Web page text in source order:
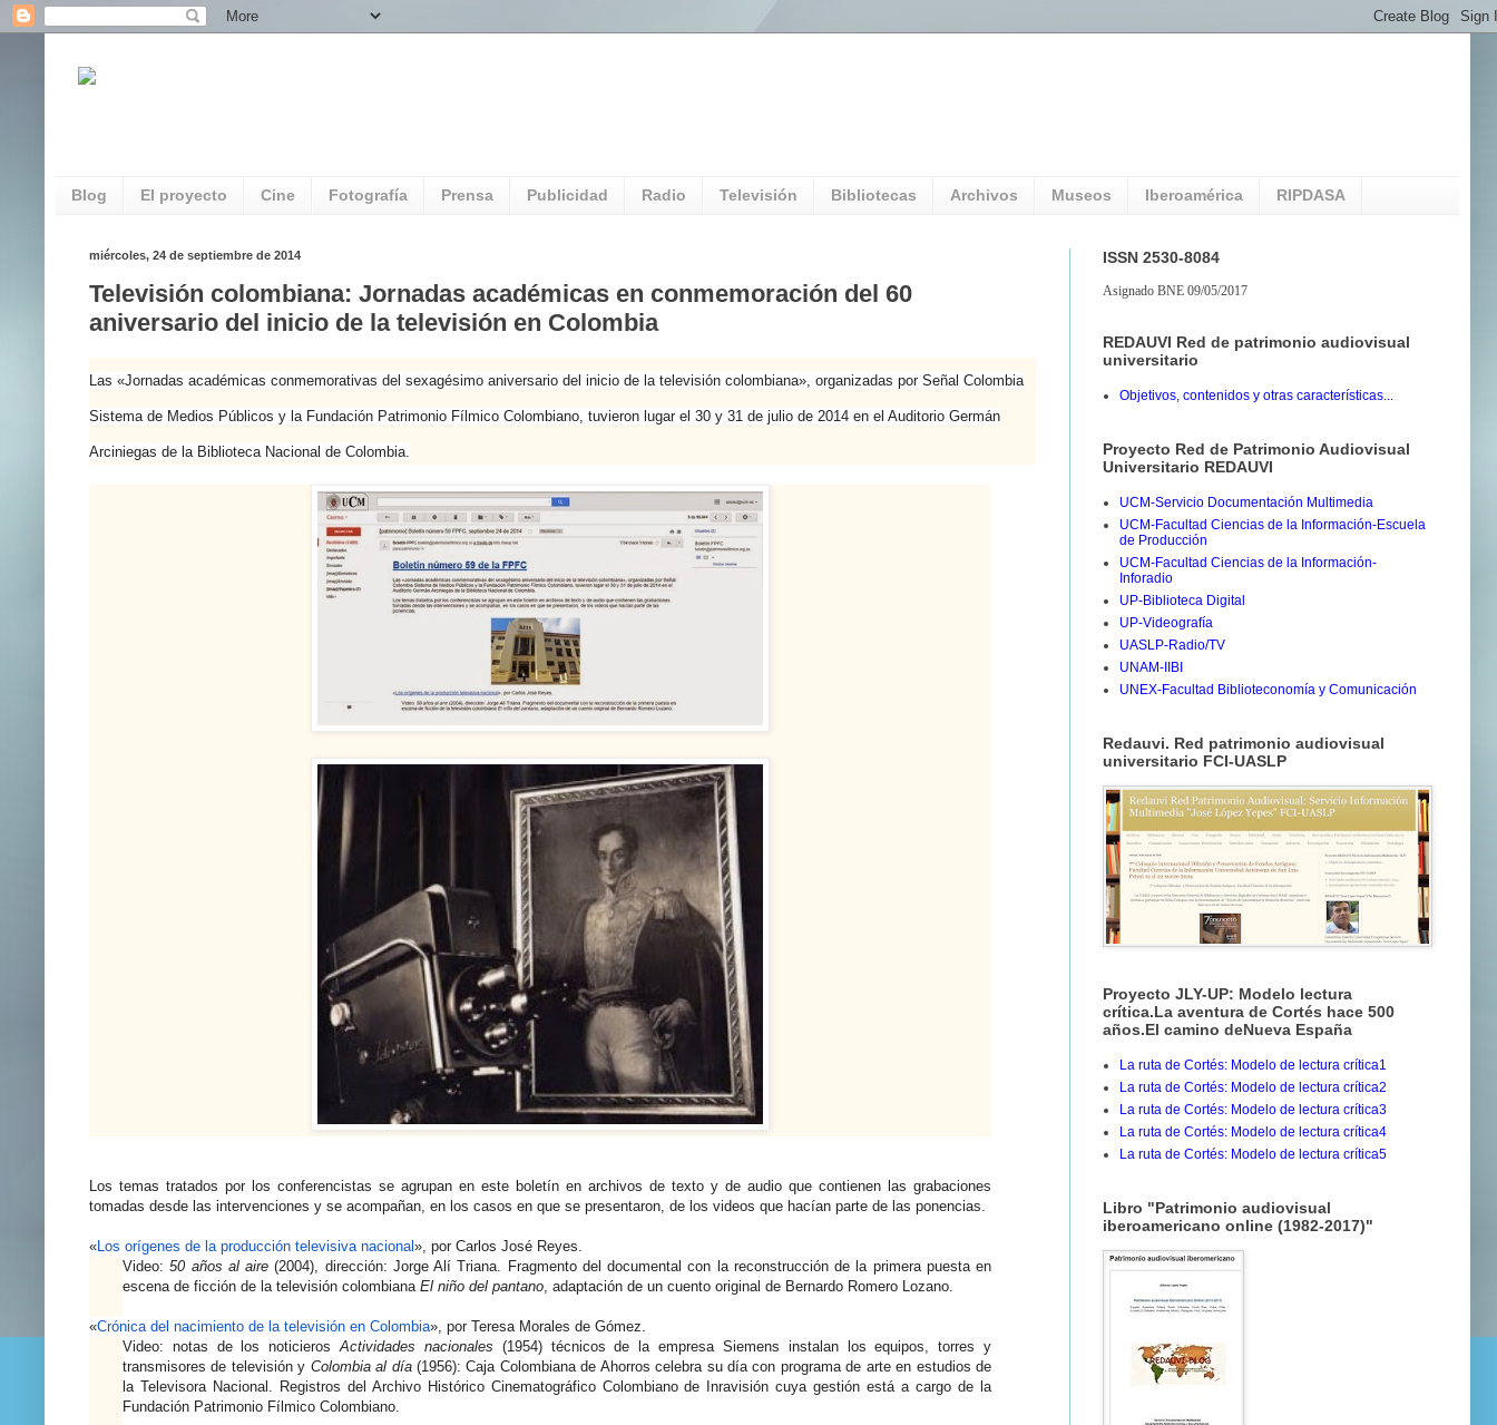
Blog El proyecto Cine Fotografía Prensa Publicidad Radio Televisión Bibliotecas Archivos Museos Iberoamérica RIPDASA
miércoles, 24 de septiembre de 2014
Televisión colombiana: Jornadas académicas en conmemoración del 60
aniversario del inicio de la televisión en Colombia
Las «Jornadas académicas conmemorativas del sexagésimo aniversario del inicio de la televisión colombiana», organizadas por Señal Colombia
Sistema de Medios Públicos y la Fundación Patrimonio Fílmico Colombiano, tuvieron lugar el 30 y 31 de julio de 2014 en el Auditorio Germán
Arciniegas de la Biblioteca Nacional de Colombia.
Los temas tratados por los conferencistas se agrupan en este boletín en archivos de texto y de audio que contienen las grabaciones
tomadas desde las intervenciones y se acompañan, en los casos en que se presentaron, de los videos que hacían parte de las ponencias.
«Los orígenes de la producción televisiva nacional», por Carlos José Reyes.
Video:50 años al aire (2004), dirección: Jorge Alí Triana. Fragmento del documental con la reconstrucción de la primera puesta en
escena de ficción de la televisión colombiana El niño del pantano, adaptación de un cuento original de Bernardo Romero Lozano.
«Crónica del nacimiento de la televisión en Colombia», por Teresa Morales de Gómez.
Video: notas de los noticierosActividades nacionales (1954) técnicos de la empresa Siemens instalan los equipos, torres y
transmisores de televisión y Colombia al día(1956): Caja Colombiana de Ahorros celebra su día con programa de arte en estudios de
la Televisora Nacional. Registros del Archivo Histórico Cinematográfico Colombiano de Inravisión cuya gestión está a cargo de la
Fundación Patrimonio Fílmico Colombiano.
ISSN 2530-8084
Asignado BNE 09/05/2017
REDAUVI Red de patrimonio audiovisual
universitario
Objetivos, contenidos y otras características...
Proyecto Red de Patrimonio Audiovisual
Universitario REDAUVI
UCM-Servicio Documentación Multimedia
UCM-Facultad Ciencias de la Información-Escuela
de Producción
UCM-Facultad Ciencias de la Información-
Inforadio
UP-Biblioteca Digital
UP-Videografía
UASLP-Radio/TV
UNAM-IIBI
UNEX-Facultad Biblioteconomía y Comunicación
Redauvi. Red patrimonio audiovisual
universitario FCI-UASLP
Proyecto JLY-UP: Modelo lectura
crítica.La aventura de Cortés hace 500
años.El camino deNueva España
La ruta de Cortés: Modelo de lectura crítica1
La ruta de Cortés: Modelo de lectura crítica2
La ruta de Cortés: Modelo de lectura crítica3
La ruta de Cortés: Modelo de lectura crítica4
La ruta de Cortés: Modelo de lectura crítica5
Libro "Patrimonio audiovisual
iberoamericano online (1982-2017)"